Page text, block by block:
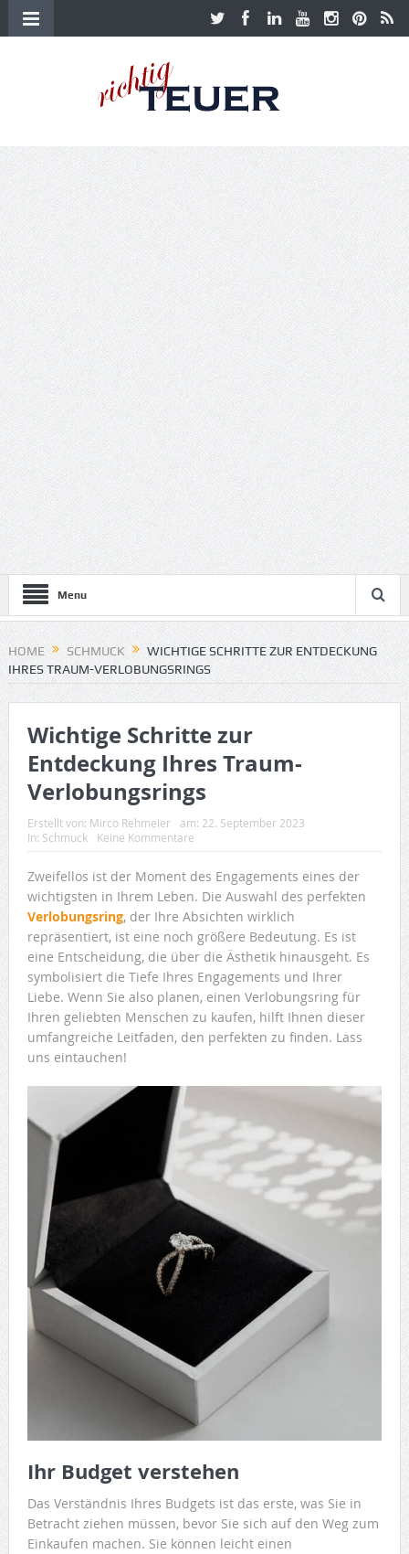
Menu
HOME SCHMUCK
WICHTIGE SCHRITTE ZUR ENTDECKUNG
IHRES TRAUM-VERLOBUNGSRINGS
Wichtige Schritte zur
Entdeckung Ihres Traum-
Verlobungsrings
Erstellt von: Mirco Rehmeier am: 22. September 2023
In: Schmuck Keine Kommentare
Zweifellos ist der Moment des Engagements eines der
wichtigsten in Ihrem Leben. Die Auswahl des perfekten
Verlobungsring, der Ihre Absichten wirklich
repräsentiert, ist eine noch größere Bedeutung. Es ist
eine Entscheidung, die über die Ästhetik hinausgeht. Es
symbolisiert die Tiefe Ihres Engagements und Ihrer
Liebe. Wenn Sie also planen, einen Verlobungsring für
Ihren geliebten Menschen zu kaufen, hilft Ihnen dieser
umfangreiche Leitfaden, den perfekten zu finden. Lass
uns eintauchen!
Ihr Budget verstehen
Das Verständnis Ihres Budgets ist das erste, was Sie in
Betracht ziehen müssen, bevor Sie sich auf den Weg zum
Einkaufen machen. Sie können leicht einen